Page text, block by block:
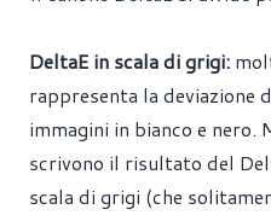
DeltaE in scala di grigi:
rappresenta la deviazione
immagini in bianco e nero.
scrivono il risultato del
scala di grigi (che